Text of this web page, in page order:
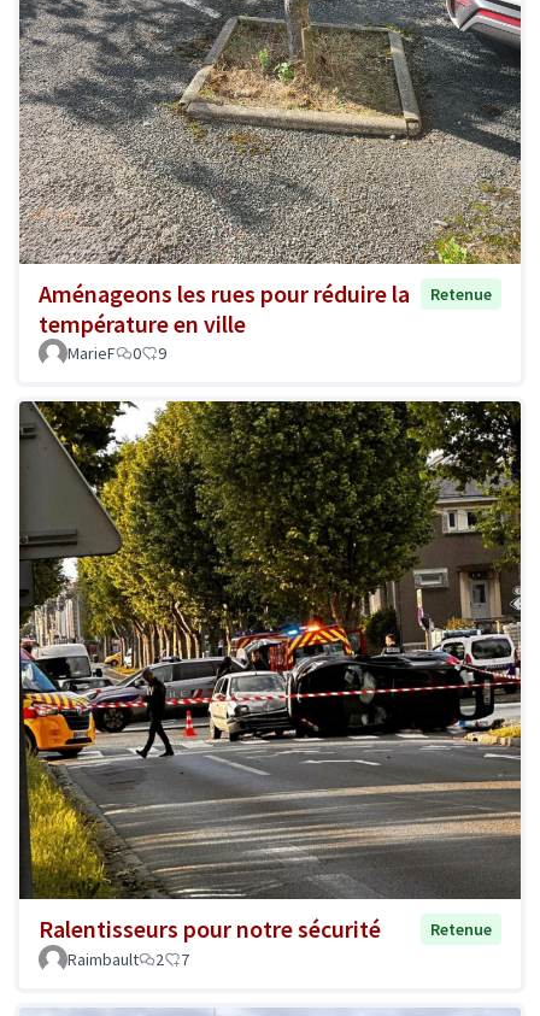
Aménageons les rues pour réduire la
température en ville
Retenue
MarieF 0 9
Ralentisseurs pour notre sécurité
Retenue
Raimbault
2 7